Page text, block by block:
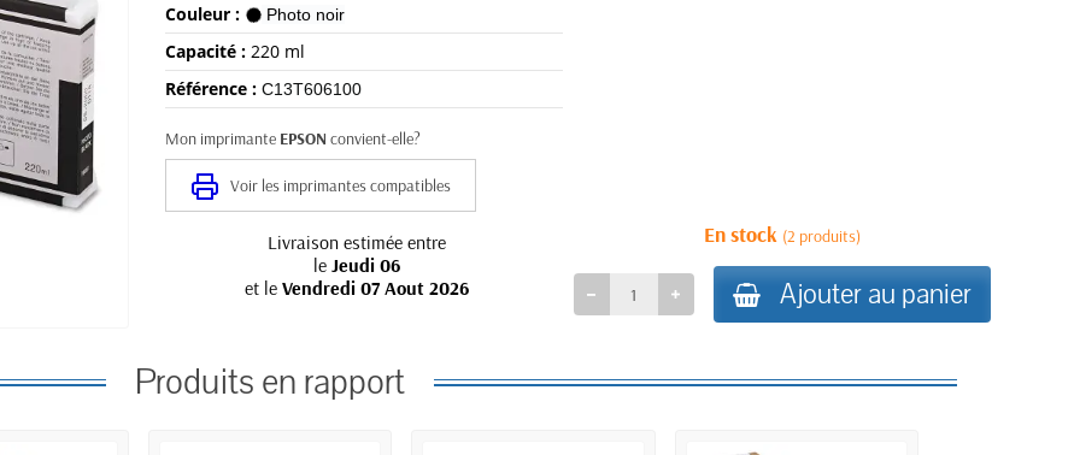
Couleur :
Photo noir
Capacité : 220 ml
Référence : C13T606100
Mon imprimante EPSON convient-elle?
Voir les imprimantes compatibles
Livraison estimée entre
leJeudi 06
et leVendredi 07 Aout 2026
En stock (2 produits)
Ajouter au panier
Produits en rapport